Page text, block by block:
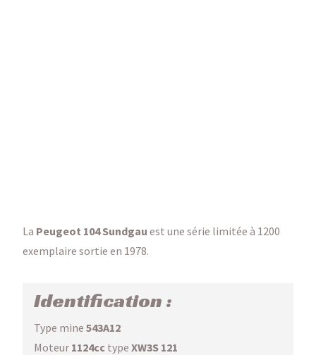
La Peugeot 104 Sundgau est une série limitée à 1200
exemplaire sortie en 1978.
Identification :
Type mine 543A12
Moteur 1124cc type XW3S 121